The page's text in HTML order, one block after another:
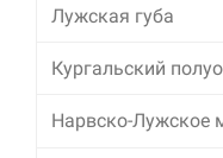
Лужская губа
Кургальский
Нарвско-Лужское